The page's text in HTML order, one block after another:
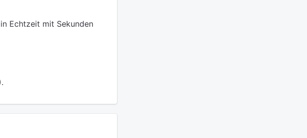
Echtzeit mit Sekunden